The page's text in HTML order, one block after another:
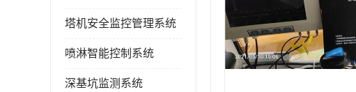
塔机安全监控管理系统
喷淋智能控制系统
深基坑监测系统